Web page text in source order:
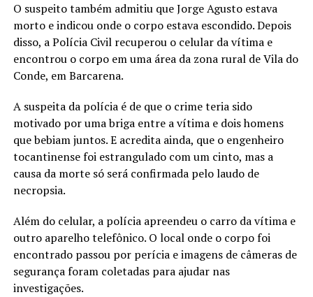
O suspeito também admitiu que Jorge Agusto estava
morto e indicou onde o corpo estava escondido. Depois
disso, a Polícia Civil recuperou o celular da vítima e
encontrou o corpo em uma área da zona rural de Vila do
Conde, em Barcarena.
A suspeita da polícia é de que o crime teria sido
motivado por uma briga entre a vítima e dois homens
que bebiam juntos. E acredita ainda, que o engenheiro
tocantinense foi estrangulado com um cinto, mas a
causa da morte só será confirmada pelo laudo de
necropsia.
Além do celular, a polícia apreendeu o carro da vítima e
outro aparelho telefônico. O local onde o corpo foi
encontrado passou por perícia e imagens de câmeras de
segurança foram coletadas para ajudar nas
investigações.